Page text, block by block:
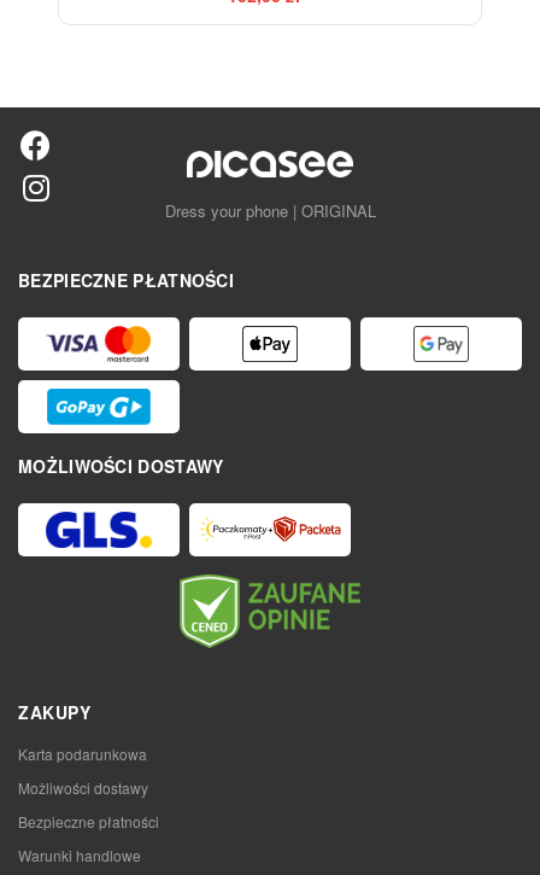
Dress your phone | ORIGINAL
BEZPIECZNE PŁATNOŚCI
MOŻLIWOŚCI DOSTAWY
ZAKUPY
Karta podarunkowa
Możliwości dostawy
Bezpieczne płatności
Warunki handlowe